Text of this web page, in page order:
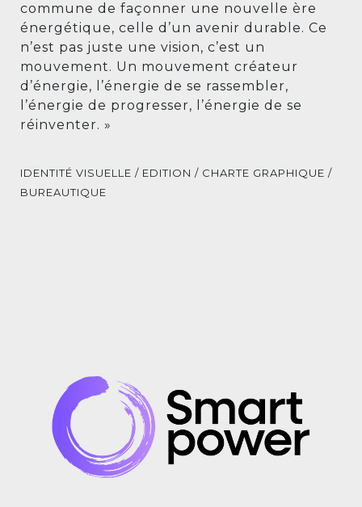
commune de façonner une nouvelle ère
énergétique, celle d’un avenir durable. Ce
n’est pas juste une vision, c’est un
mouvement. Un mouvement créateur
d’énergie, l’énergie de se rassembler,
l’énergie de progresser, l’énergie de se
réinventer. »
IDENTITÉ VISUELLE / EDITION / CHARTE GRAPHIQUE /
BUREAUTIQUE